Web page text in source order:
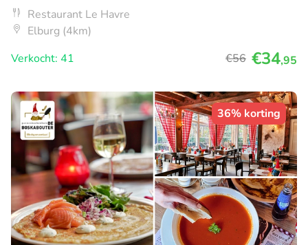
Restaurant Le Havre
Elburg (4km)
Verkocht: 41
€56 €34,95
36% korting